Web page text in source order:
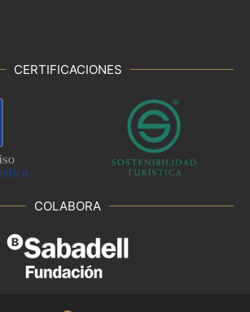
CERTIFICACIONES
COLABORA